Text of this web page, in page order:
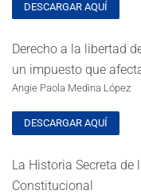
DESCARGAR AQUÍ
Derecho a la libertad
un impuesto que
Angie Paola Medina López
DESCARGAR AQUÍ
La Historia Secreta
Constitucional